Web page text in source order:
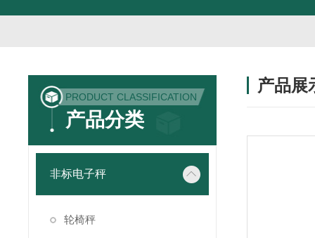
PRODUCT CLASSIFICATION
产品分类
非标电子秤
轮椅秤
产品展